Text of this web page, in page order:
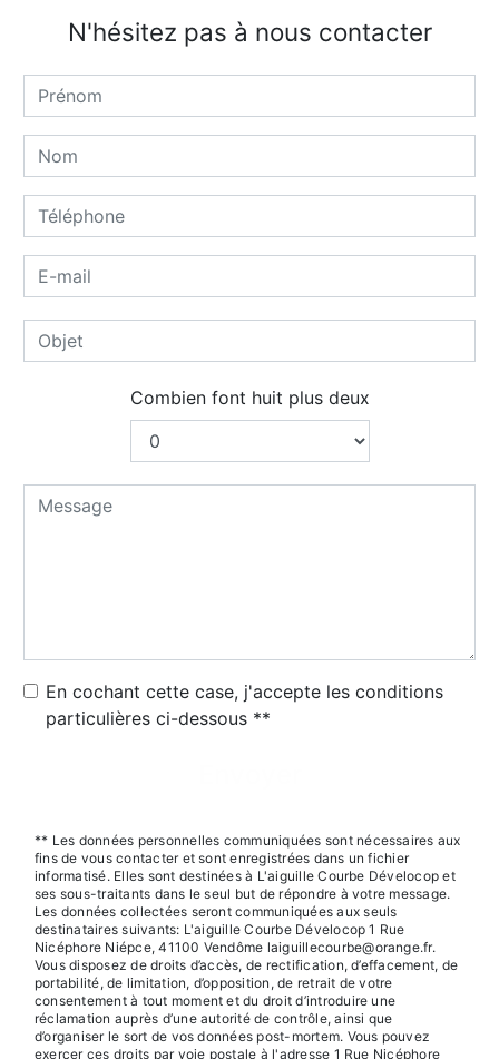
N'hésitez pas à nous contacter
Combien font huit plus deux
En cochant cette case, j'accepte les conditions
particulières ci-dessous **
** Les données personnelles communiquées sont nécessaires aux
fins de vous contacter et sont enregistrées dans un fichier
informatisé. Elles sont destinées à L'aiguille Courbe Dévelocop et
ses sous-traitants dans le seul but de répondre à votre message.
Les données collectées seront communiquées aux seuls
destinataires suivants: L'aiguille Courbe Dévelocop 1 Rue
Nicéphore Niépce, 41100 Vendôme laiguillecourbe@orange.fr.
Vous disposez de droits d’accès, de rectification, d’effacement, de
portabilité, de limitation, d’opposition, de retrait de votre
consentement à tout moment et du droit d’introduire une
réclamation auprès d’une autorité de contrôle, ainsi que
d’organiser le sort de vos données post-mortem. Vous pouvez
exercer ces droits par voie postale à l'adresse 1 Rue Nicéphore